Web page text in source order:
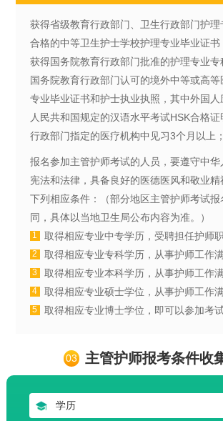
获得省级教育行政部门、卫生行政部门护理
合格的中等卫生护士学校护理专业毕业证书
获得国务院教育行政部门批准的护理专业专
国务院教育行政部门认可的境外中等或高
专业毕业证书和护士执业执照，其中外国
人民共和国规定的汉语水平考试HSK合格
行政部门指定的医疗机构中见习3个月以上；
报名参加主管护师考试的人员，要遵守中华
宪法和法律，具备良好的医德医风和敬业精
下列相应条件：（部分地区主管护师考试报
同，具体以当地卫生局公布内容为准。）
1 取得相应专业中专学历，受聘担任护师
2 取得相应专业专科学历，从事护师工作
3 取得相应专业本科学历，从事护师工作
4 取得相应专业硕士学位，从事护师工作
5 取得相应专业博士学位，即可以参加考
03 主管护师报考条件收